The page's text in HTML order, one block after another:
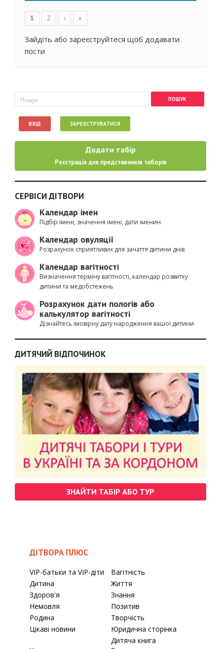
Сторінки
1 2 › »
Зайдіть або зареєструйтеся щоб додавати
пости
Пошукова форма
Пошук
ВХІД ЗАРЕЄСТРУВАТИСЯ
Додати табір
Реєстрація для представників таборів
СЕРВІСИ ДІТВОРИ
Календар імен
Підбір імені, значення імені, дати іменин
Календар овуляції
Розрахунок сприятливих для зачаття дитини днів
Календар вагітності
Визначення терміну вагітності, календар розвитку
дитини та медобстежень
Розрахунок дати пологів або
калькулятор вагітності
Дізнайтесь імовірну дату народження вашої дитини
ДИТЯЧИЙ ВІДПОЧИНОК
ЗНАЙТИ ТАБІР АБО ТУР
ДІТВОРА ПЛЮС
VIP-батьки та VIP-діти
Вагітність
Дитина
Життя
Здоров'я
Знання
Немовля
Позитив
Родина
Творчість
Цікаві новини
Юридична сторінка
Дитяча книга